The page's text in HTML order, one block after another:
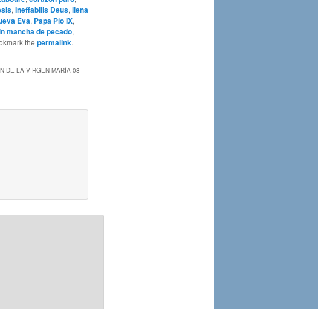
, Ineffabilis Deus, llena
Eva, Papa Pío IX,
mancha de pecado,
the permalink.
DE LA VIRGEN MARÍA 08-